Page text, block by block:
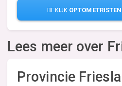
BEKIJK
Lees meer over
Provincie